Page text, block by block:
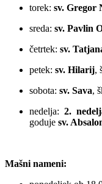
torek: sv. Gregor
sreda: sv. Pavlin
četrtek: sv.
petek: sv. Hilarij,
sobota: sv. Sava,
nedelja: 2.
goduje sv.
Mašni nameni: